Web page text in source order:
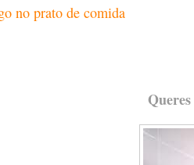
no prato de comida